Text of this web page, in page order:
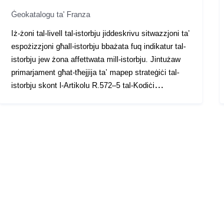
Drittijiet ta'
Aċċess:
Ġeokatalogu ta' Franza
Iż-żoni tal-livell tal-istorbju jiddeskrivu sitwazzjoni ta’
espożizzjoni għall-istorbju bbażata fuq indikatur tal-
istorbju jew żona affettwata mill-istorbju. Jintużaw
primarjament għat-tħejjija ta’ mapep strateġiċi tal-
istorbju skont l-Artikolu R.572–5 tal-Kodiċi